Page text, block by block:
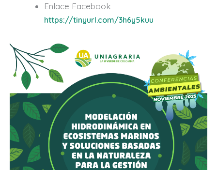
Enlace Facebook
https://tinyurl.com/3h6y5kuu